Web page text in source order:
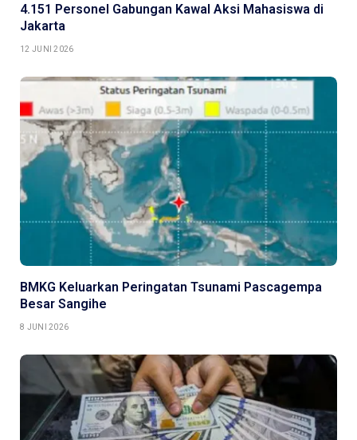
4.151 Personel Gabungan Kawal Aksi Mahasiswa di
Jakarta
12 JUNI 2026
BMKG Keluarkan Peringatan Tsunami Pascagempa
Besar Sangihe
8 JUNI 2026